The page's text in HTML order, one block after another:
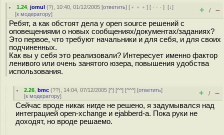
1.24 ,jomul (?), 10:40, 01/12/2005 [ответить] [ ﹢﹢﹢] [ · · ·][↓]
[к модератору] + / –
Ребят, а как обстоят дела у open source решений с
оповещениями о новых сообщениях/документах/заданиях?
Это первое, что требуют начальники и для себя, и для своих
подчиненных.
Как вы у себя это реализовали? Интересует именно фактор
ленивого или очень занятого юзера, повышения удобства
использования.
2.26 ,bmc (??), 14:04, 07/12/2005 [^] [^^] [^^^] [ответить]
[к модератору] + / –
Сейчас вроде никак нигде не решено, я задумывался над
интеграцией open-xchange и ejabberd-а. Пока руки не
доходят, но вроде решаемо.